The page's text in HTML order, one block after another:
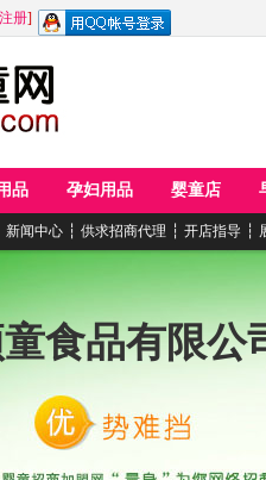
册]
品 孕妇用品 婴童店
新闻中心 ┆ 供求招商代理 ┆ 开店指导 ┆
食品有限公